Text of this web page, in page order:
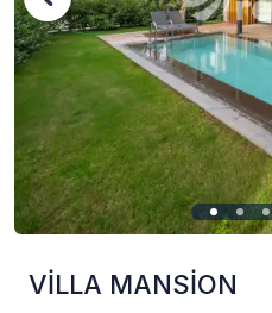
VİLLA MANSİON